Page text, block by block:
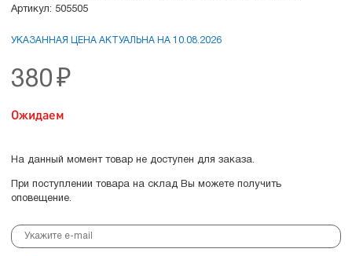
Артикул: 505505
УКАЗАННАЯ ЦЕНА АКТУАЛЬНА НА 10.08.2026
380 ₽
Ожидаем
На данный момент товар не доступен для заказа.
При поступлении товара на склад Вы можете получить
оповещение.